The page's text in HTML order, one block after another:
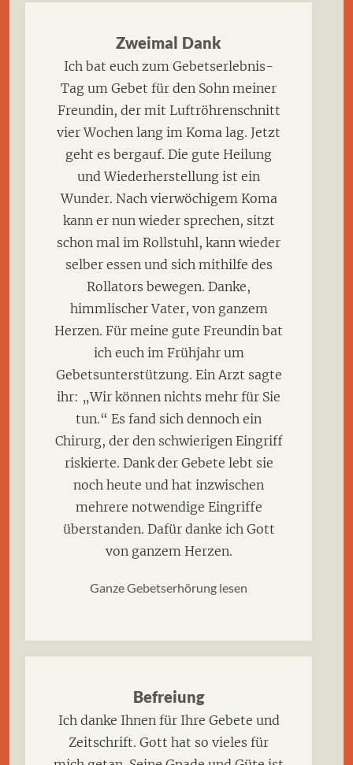
Zweimal Dank
Ich bat euch zum Gebetserlebnis-
Tag um Gebet für den Sohn meiner
Freundin, der mit Luftröhrenschnitt
vier Wochen lang im Koma lag. Jetzt
geht es bergauf. Die gute Heilung
und Wiederherstellung ist ein
Wunder. Nach vierwöchigem Koma
kann er nun wieder sprechen, sitzt
schon mal im Rollstuhl, kann wieder
selber essen und sich mithilfe des
Rollators bewegen. Danke,
himmlischer Vater, von ganzem
Herzen. Für meine gute Freundin bat
ich euch im Frühjahr um
Gebetsunterstützung. Ein Arzt sagte
ihr: „Wir können nichts mehr für Sie
tun.“ Es fand sich dennoch ein
Chirurg, der den schwierigen Eingriff
riskierte. Dank der Gebete lebt sie
noch heute und hat inzwischen
mehrere notwendige Eingriffe
überstanden. Dafür danke ich Gott
von ganzem Herzen.
Ganze Gebetserhörung lesen
Befreiung
Ich danke Ihnen für Ihre Gebete und
Zeitschrift. Gott hat so vieles für